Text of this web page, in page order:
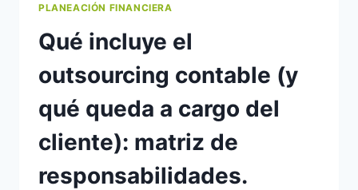
PLANEACIÓN FINANCIERA
Qué incluye el
outsourcing contable (y
qué queda a cargo del
cliente): matriz de
responsabilidades.